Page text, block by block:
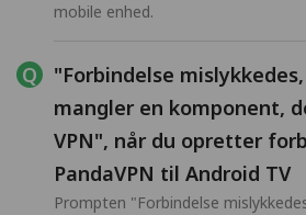
mobile enhed.
"Forbindelse
mangler en komponent,
VPN", når du opretter
PandaVPN til Android TV
Prompten "Forbindelse